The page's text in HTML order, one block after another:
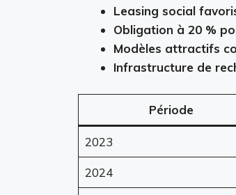
Leasing social
Obligation à 20 %
Modèles attractifs
Infrastructure de
Période
2023
2024